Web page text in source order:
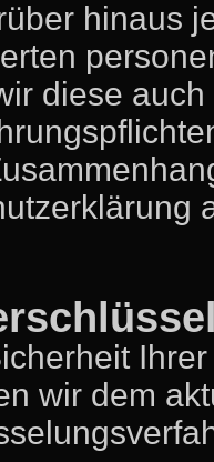
hinaus
diese
wir dem